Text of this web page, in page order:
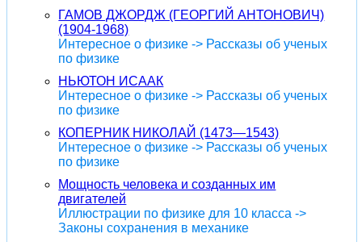
ГАМОВ ДЖОРДЖ (ГЕОРГИЙ АНТОНОВИЧ)
(1904-1968)
Интересное о физике -> Рассказы об ученых
по физике
НЬЮТОН ИСААК
Интересное о физике -> Рассказы об ученых
по физике
КОПЕРНИК НИКОЛАЙ (1473—1543)
Интересное о физике -> Рассказы об ученых
по физике
Мощность человека и созданных им
двигателей
Иллюстрации по физике для 10 класса ->
Законы сохранения в механике